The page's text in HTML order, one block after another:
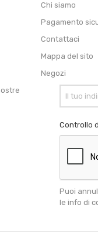
Chi siamo
Pagamento
Contattaci
Mappa del sito
Negozi
Controllo
Puoi
le info di